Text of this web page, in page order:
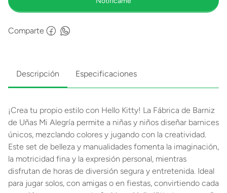
Comparte
Descripción Especificaciones
¡Crea tu propio estilo con Hello Kitty! La Fábrica de Barniz
de Uñas Mi Alegría permite a niñas y niños diseñar barnices
únicos, mezclando colores y jugando con la creatividad.
Este set de belleza y manualidades fomenta la imaginación,
la motricidad fina y la expresión personal, mientras
disfrutan de horas de diversión segura y entretenida. Ideal
para jugar solos, con amigas o en fiestas, convirtiendo cada